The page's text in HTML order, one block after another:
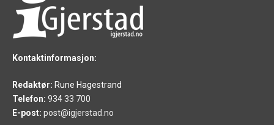
Kontaktinformasjon:
Redaktør: Rune Hagestrand
Telefon: 934 33 700
E-post: post@igjerstad.no